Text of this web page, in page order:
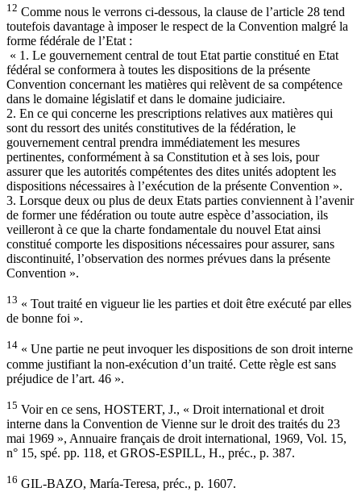
12 Comme nous le verrons ci-dessous, la clause de l’article 28 tend
toutefois davantage à imposer le respect de la Convention malgré la
forme fédérale de l’Etat :
« 1. Le gouvernement central de tout Etat partie constitué en Etat
fédéral se conformera à toutes les dispositions de la présente
Convention concernant les matières qui relèvent de sa compétence
dans le domaine législatif et dans le domaine judiciaire.
2. En ce qui concerne les prescriptions relatives aux matières qui
sont du ressort des unités constitutives de la fédération, le
gouvernement central prendra immédiatement les mesures
pertinentes, conformément à sa Constitution et à ses lois, pour
assurer que les autorités compétentes des dites unités adoptent les
dispositions nécessaires à l’exécution de la présente Convention ».
3. Lorsque deux ou plus de deux Etats parties conviennent à l’avenir
de former une fédération ou toute autre espèce d’association, ils
veilleront à ce que la charte fondamentale du nouvel Etat ainsi
constitué comporte les dispositions nécessaires pour assurer, sans
discontinuité, l’observation des normes prévues dans la présente
Convention ».
13 « Tout traité en vigueur lie les parties et doit être exécuté par elles
de bonne foi ».
14 « Une partie ne peut invoquer les dispositions de son droit interne
comme justifiant la non-exécution d’un traité. Cette règle est sans
préjudice de l’art. 46 ».
15 Voir en ce sens, HOSTERT, J., « Droit international et droit
interne dans la Convention de Vienne sur le droit des traités du 23
mai 1969 », Annuaire français de droit international, 1969, Vol. 15,
n° 15, spé. pp. 118, et GROS-ESPILL, H., préc., p. 387.
16 GIL-BAZO, María-Teresa, préc., p. 1607.